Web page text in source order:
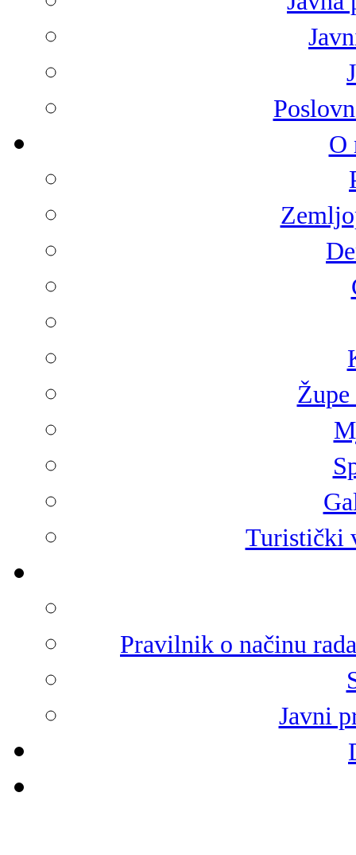
O
Turistički
Pravilnik o načinu
Javni